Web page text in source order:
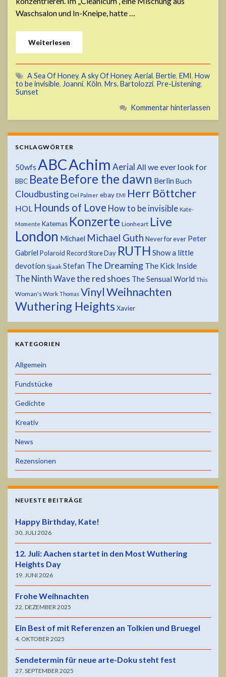
Waschsalon und In-Kneipe, hatte …
Weiterlesen
A Sea Of Honey, A sky Of Honey, Aerial, Bertie, EMI, How
to be invisible, Joanni, Köln, Mrs. Bartolozzi, Pre-Listening,
Sunset
Kommentar hinterlassen
SCHLAGWÖRTER
50wfs ABCAchim Aerial All we ever look for
BBC Beate Before the dawn Berlin Buch
Cloudbusting Del Palmer ebay EMI Herr Böttcher
HOL Hounds of Love How to be invisible Kate-
Momente Katemas Konzerte Lionheart Live
London Michael Michael Guth Never for ever Peter
Gabriel Polaroid Record Store Day RUTH Show a little
devotion Sjaak Stefan The Dreaming The Kick Inside
The Ninth Wavethe red shoes The Sensual World This
Woman's Work Thomas VinylWeihnachten
Wuthering Heights Xavier
KATEGORIEN
Allgemein
Fundstücke
Gedichte
Kreativ
News
Rezensionen
NEUESTE BEITRÄGE
Happy Birthday, Kate!
30. JULI 2026
12. Juli: Aachen startet in den Most Wuthering
Heights Day
19. JUNI 2026
Frohe Weihnachten
22. DEZEMBER 2025
Ein Best of mit Referenzen an Tolkien und Bruegel
4. OKTOBER 2025
Sendetermin für neue arte-Doku steht fest
27. SEPTEMBER 2025